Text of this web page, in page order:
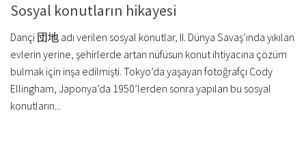
Sosyal konutların hikayesi
Dançi 団地 adı verilen sosyal konutlar, II. Dünya Savaş’ında yıkılan
evlerin yerine, şehirlerde artan nüfüsun konut ihtiyacına çözüm
bulmak için inşa edilmişti. Tokyo’da yaşayan fotoğrafçı Cody
Ellingham, Japonya’da 1950’lerden sonra yapılan bu sosyal
konutların...